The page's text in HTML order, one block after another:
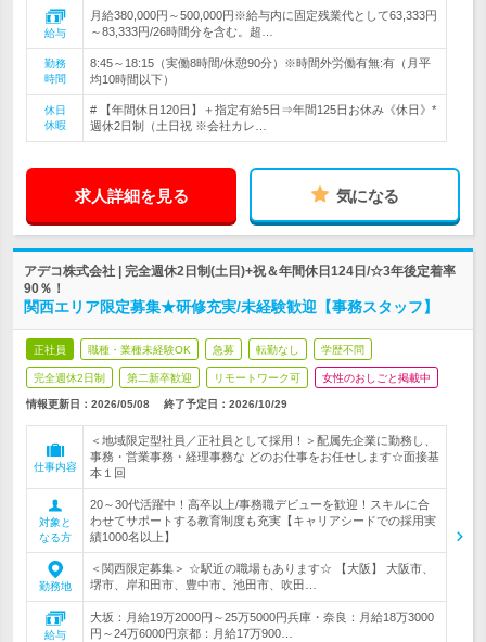
給与
月給380,000円～500,000円※給与内に固定残業代として63,333円
～83,333円/26時間分を含む。超…
勤務
時間
8:45～18:15（実働8時間/休憩90分）※時間外労働有無:有（月平
均10時間以下）
休日
休暇
# 【年間休日120日】＋指定有給5日⇒年間125日お休み《休日》*
週休2日制（土日祝 ※会社カレ…
求人詳細を見る 気になる
アデコ株式会社 | 完全週休2日制(土日)+祝＆年間休日124日/☆3年後定着率
90％！
関西エリア限定募集★研修充実/未経験歓迎【事務スタッフ】
正社員 職種・業種未経験OK 急募 転勤なし 学歴不問
完全週休2日制 第二新卒歓迎 リモートワーク可 女性のおしごと掲載中
情報更新日：2026/05/08 終了予定日： 2026/10/29
仕事内容
＜地域限定型社員／正社員として採用！＞配属先企業に勤務し、
事務・営業事務・経理事務な どのお仕事をお任せします☆面接基
本１回
対象と
なる方
20～30代活躍中！高卒以上/事務職デビューを歓迎！スキルに合
わせてサポートする教育制度も充実【キャリアシードでの採用実
績1000名以上】
勤務地
＜関西限定募集＞ ☆駅近の職場もあります☆ 【大阪】 大阪市、
堺市、岸和田市、豊中市、池田市、吹田…
給与
大坂：月給19万2000円～25万5000円兵庫・奈良：月給18万3000
円～24万6000円京都：月給17万900…